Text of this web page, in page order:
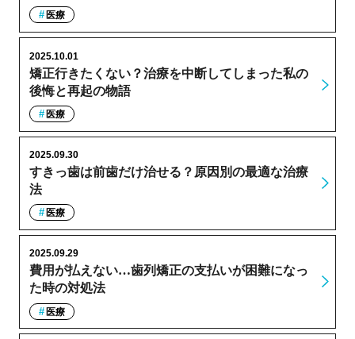
医療
矯正行きたくない？治療を中断してしまった私の
後悔と再起の物語
2025.10.01
医療
すきっ歯は前歯だけ治せる？原因別の最適な治療
法
2025.09.30
医療
費用が払えない…歯列矯正の支払いが困難になっ
た時の対処法
2025.09.29
医療